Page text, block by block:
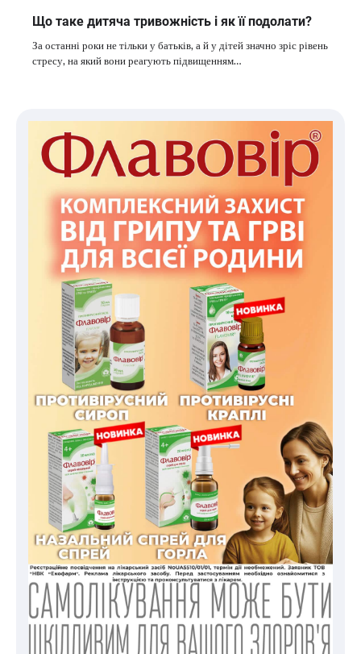
Що таке дитяча тривожність і як її подолати?
За останні роки не тільки у батьків, а й у дітей значно зріс рівень
стресу, на який вони реагують підвищенням…